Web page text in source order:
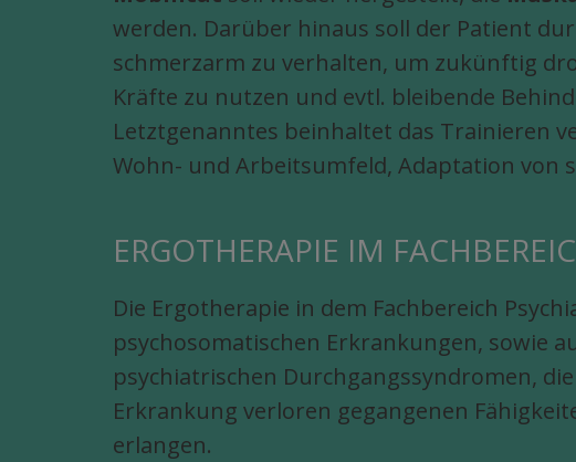
werden. Darüber hinaus soll der Patient
schmerzarm zu verhalten, um zukünftig
Kräfte zu nutzen und evtl. bleibende
Letztgenanntes beinhaltet das Trainieren
Wohn- und Arbeitsumfeld, Adaptation von
ERGOTHERAPIE IM
Die Ergotherapie in dem Fachbereich
psychosomatischen Erkrankungen, sowie
psychiatrischen Durchgangssyndromen,
Erkrankung verloren gegangenen
erlangen.